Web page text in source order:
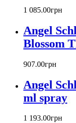
Bottega Veneta
Bourjois
Britney Spears
Burberry
Byblos
Byredo
Cacharel
Calvin Klein
1 085.00грн
Angel
Blossom
907.00грн
Angel
ml spray
1 193.00грн